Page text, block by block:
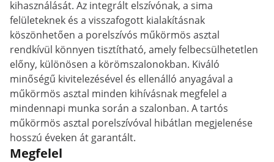
kihasználását. Az integrált elszívónak, a sima
felületeknek és a visszafogott kialakításnak
köszönhetően a porelszívós műkörmös asztal
rendkívül könnyen tisztítható, amely felbecsülhetetlen
előny, különösen a körömszalonokban. Kiváló
minőségű kivitelezésével és ellenálló anyagával a
műkörmös asztal minden kihívásnak megfelel a
mindennapi munka során a szalonban. A tartós
műkörmös asztal porelszívóval hibátlan megjelenése
hosszú éveken át garantált.
Megfelel